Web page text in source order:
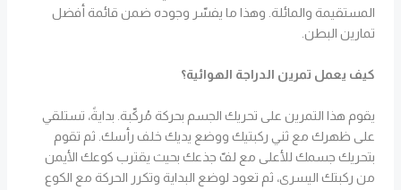
المستقيمة والمائلة. وهذا ما يفسّر وجوده ضمن قائمة أفضل
تمارين البطن.
كيف يعمل تمرين الدراجة الهوائية؟
يقوم هذا التمرين على تحريك الجسم بحركة مُركّبة. بدايةً، تستلقي
على ظهرك مع ثني ركبتيك ووضع يديك خلف رأسك. ثم تقوم
بتحريك جسمك للأعلى مع لفّ جذعك بحيث يقترب كوعك الأيمن
من ركبتك اليسرى، ثم تعود لوضع البداية وتكرر الحركة مع الكوع